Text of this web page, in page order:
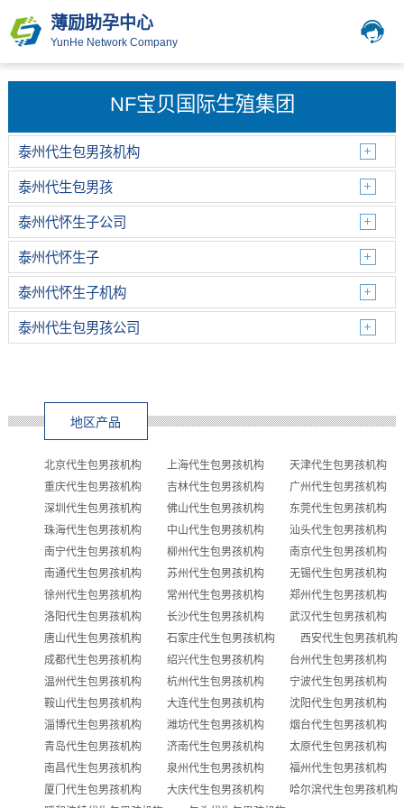
薄励助孕中心
YunHe Network Company
NF宝贝国际生殖集团
泰州代生包男孩机构
泰州代生包男孩
泰州代怀生子公司
泰州代怀生子
泰州代怀生子机构
泰州代生包男孩公司
地区产品
北京代生包男孩机构 上海代生包男孩机构
天津代生包男孩机构
重庆代生包男孩机构
吉林代生包男孩机构
广州代生包男孩机构
深圳代生包男孩机构
佛山代生包男孩机构
东莞代生包男孩机构
珠海代生包男孩机构
中山代生包男孩机构
汕头代生包男孩机构
南宁代生包男孩机构
柳州代生包男孩机构
南京代生包男孩机构
南通代生包男孩机构
苏州代生包男孩机构
无锡代生包男孩机构
徐州代生包男孩机构
常州代生包男孩机构
郑州代生包男孩机构
洛阳代生包男孩机构
长沙代生包男孩机构
武汉代生包男孩机构
唐山代生包男孩机构
石家庄代生包男孩机构
西安代生包男孩机构
成都代生包男孩机构
绍兴代生包男孩机构
台州代生包男孩机构
温州代生包男孩机构
杭州代生包男孩机构
宁波代生包男孩机构
鞍山代生包男孩机构
大连代生包男孩机构
沈阳代生包男孩机构
淄博代生包男孩机构
潍坊代生包男孩机构
烟台代生包男孩机构
青岛代生包男孩机构
济南代生包男孩机构
太原代生包男孩机构
南昌代生包男孩机构
泉州代生包男孩机构
福州代生包男孩机构
厦门代生包男孩机构
大庆代生包男孩机构
哈尔滨代生包男孩机构